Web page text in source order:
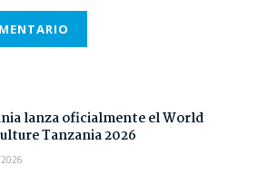
lanza oficialmente el World
Tanzania 2026